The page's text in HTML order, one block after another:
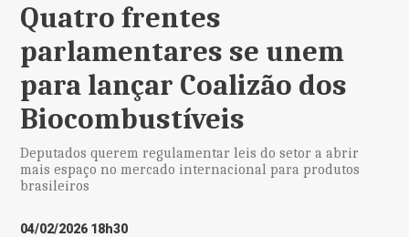
Quatro frentes
parlamentares se unem
para lançar Coalizão dos
Biocombustíveis
Deputados querem regulamentar leis do setor a abrir
mais espaço no mercado internacional para produtos
brasileiros
04/02/2026 18h30